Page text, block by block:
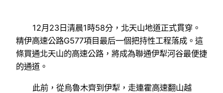
12月23日清晨1時58分，北天山地道正式貫穿。
精伊高速公路G577項目最后一個把持性工程落成。這
條買通北天山的高速公路，將成為聯通伊犁河谷最便捷
的通道。
此前，從烏魯木齊到伊犁，走連霍高速翻山越